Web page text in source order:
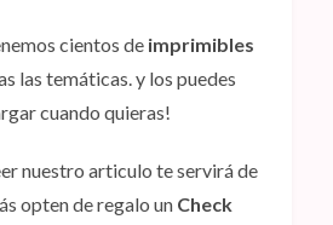
cientos de imprimibles
las temáticas. y los puedes
cuando quieras!
nuestro articulo te servirá de
opten de regalo un Check